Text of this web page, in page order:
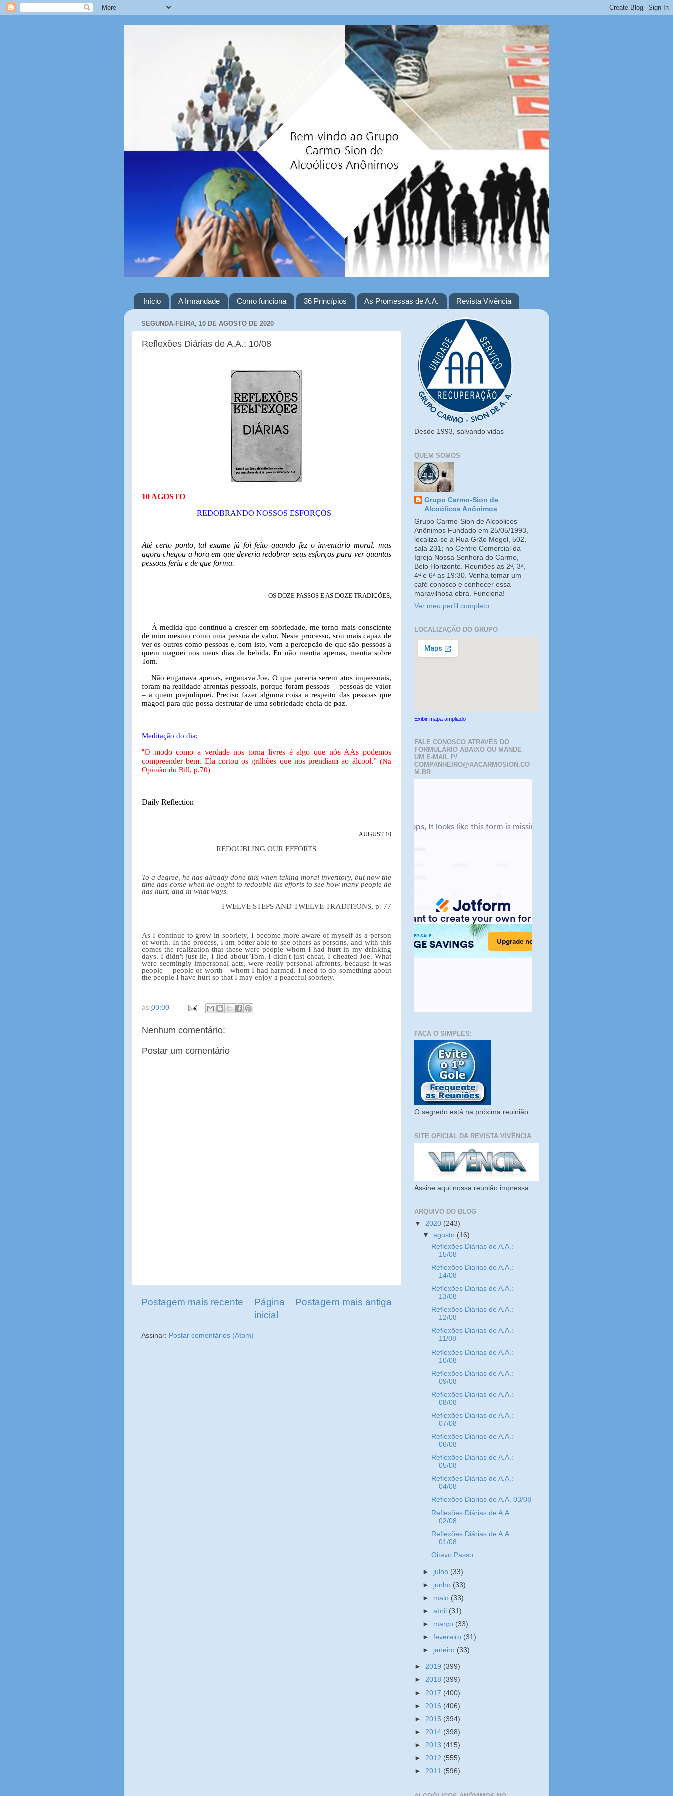
Início A Irmandade Como funciona 36 Princípios As Promessas de A.A. Revista Vivência
SEGUNDA-FEIRA, 10 DE AGOSTO DE 2020
Reflexões Diárias de A.A.: 10/08
10 AGOSTO
REDOBRANDO NOSSOS ESFORÇOS
Até certo ponto, tal exame já foi feito quando fez o inventário moral, mas
agora chegou a hora em que deveria redobrar seus esforços para ver quantas
pessoas feriu e de que forma.
OS DOZE PASSOS E AS DOZE TRADIÇÕES,
À medida que continuo a crescer em sobriedade, me torno mais consciente
de mim mesmo como uma pessoa de valor. Neste processo, sou mais capaz de
ver os outros como pessoas e, com isto, vem a percepção de que são pessoas a
quem magoei nos meus dias de bebida. Eu não mentia apenas, mentia sobre
Tom.
Não enganava apenas, enganava Joe. O que parecia serem atos impessoais,
foram na realidade afrontas pessoais, porque foram pessoas – pessoas de valor
– a quem prejudiquei. Preciso fazer alguma coisa a respeito das pessoas que
magoei para que possa desfrutar de uma sobriedade cheia de paz.
Meditação do dia:
“O modo como a verdade nos torna livres é algo que nós AAs podemos
compreender bem. Ela cortou os grilhões que nos prendiam ao álcool.”(Na
Opinião do Bill, p.70)
Daily Reflection
AUGUST 10
REDOUBLING OUR EFFORTS
To a degree, he has already done this when taking moral inventory, but now the
time has come when he ought to redouble his efforts to see how many people he
has hurt, and in what ways.
TWELVE STEPS AND TWELVE TRADITIONS, p. 77
As I continue to grow in sobriety, I become more aware of myself as a person
of worth. In the process, I am better able to see others as persons, and with this
comes the realization that these were people whom I had hurt in my drinking
days. I didn't just lie, I lied about Tom. I didn't just cheat, I cheated Joe. What
were seemingly impersonal acts, were really personal affronts, because it was
people —people of worth—whom I had harmed. I need to do something about
the people I have hurt so that I may enjoy a peaceful sobriety.
às 00:00
Nenhum comentário:
Postar um comentário
Postagem mais recente Postagem mais antiga
Página
inicial
Assinar: Postar comentários (Atom)
Desde 1993, salvando vidas
QUEM SOMOS
Grupo Carmo-Sion de
Alcoólicos Anônimos
Grupo Carmo-Sion de Alcoólicos
Anônimos Fundado em 25/05/1993,
localiza-se a Rua Grão Mogol, 502,
sala 231; no Centro Comercial da
Igreja Nossa Senhora do Carmo,
Belo Horizonte. Reuniões as 2ª, 3ª,
4ª e 6ª as 19:30. Venha tomar um
café conosco e conhecer essa
maravilhosa obra. Funciona!
Ver meu perfil completo
LOCALIZAÇÃO DO GRUPO
Exibir mapa ampliado
FALE CONOSCO ATRAVÉS DO
FORMULÁRIO ABAIXO OU MANDE
UM E-MAIL P/
COMPANHEIRO@AACARMOSION.CO
M.BR
FAÇA O SIMPLES:
O segredo está na próxima reuinião
SITE OFICIAL DA REVISTA VIVÊNCIA
Assine aqui nossa reunião impressa
ARQUIVO DO BLOG
▼ 2020 (243)
▼agosto (16)
Reflexões Diárias de A.A.:
15/08
Reflexões Diárias de A.A.:
14/08
Reflexões Diárias de A.A.:
13/08
Reflexões Diárias de A.A.:
12/08
Reflexões Diárias de A.A.:
11/08
Reflexões Diárias de A.A.:
10/08
Reflexões Diárias de A.A.:
09/08
Reflexões Diárias de A.A.:
08/08
Reflexões Diárias de A.A.:
07/08
Reflexões Diárias de A.A.:
06/08
Reflexões Diárias de A.A.:
05/08
Reflexões Diárias de A.A.:
04/08
Reflexões Diárias de A.A. 03/08
Reflexões Diárias de A.A.:
02/08
Reflexões Diárias de A.A.:
01/08
Oitavo Passo
► julho (33)
► junho (33)
► maio (33)
►abril (31)
► março (33)
►fevereiro (31)
► janeiro (33)
► 2019 (399)
► 2018 (399)
► 2017 (400)
► 2016 (406)
► 2015 (394)
► 2014 (398)
► 2013 (415)
► 2012 (555)
► 2011 (596)